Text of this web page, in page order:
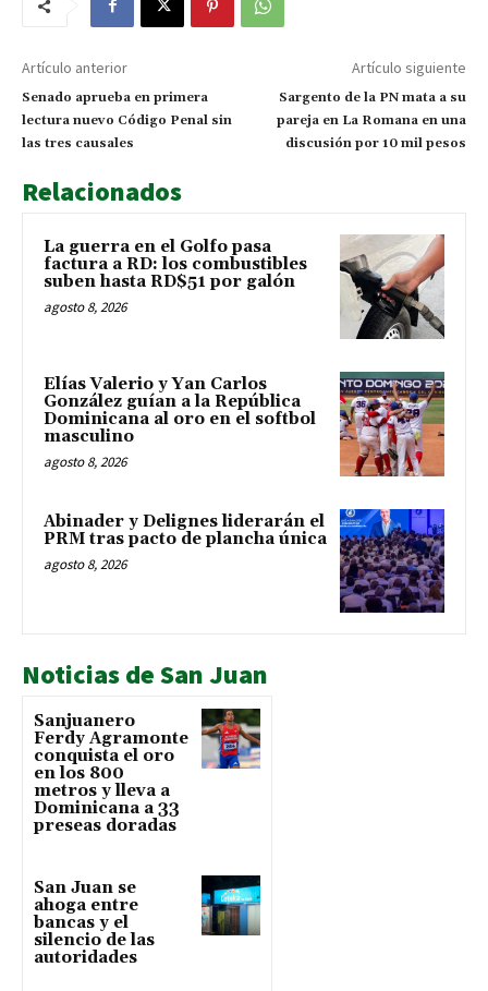
Artículo anterior
Senado aprueba en primera
lectura nuevo Código Penal sin
las tres causales
Artículo siguiente
Sargento de la PN mata a su
pareja en La Romana en una
discusión por 10 mil pesos
Relacionados
La guerra en el Golfo pasa
factura a RD: los combustibles
suben hasta RD$51 por galón
agosto 8, 2026
Elías Valerio y Yan Carlos
González guían a la República
Dominicana al oro en el softbol
masculino
agosto 8, 2026
Abinader y Delignes liderarán el
PRM tras pacto de plancha única
agosto 8, 2026
Noticias de San Juan
Sanjuanero
Ferdy Agramonte
conquista el oro
en los 800
metros y lleva a
Dominicana a 33
preseas doradas
San Juan se
ahoga entre
bancas y el
silencio de las
autoridades